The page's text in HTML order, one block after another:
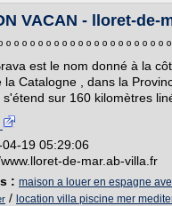
VACAN - lloret-de-
º º º º º º º º º º º º º º º º º º º º
est le nom donné à la
la Catalogne , dans la
sur 160 kilomètres
04-19 05:29:06
de-mar.ab-villa.fr
: maison a louer en espagne
/ location villa piscine mer